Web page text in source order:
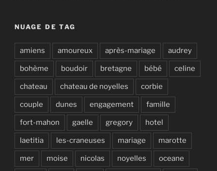
NUAGE DE TAG
amiens amoureux après-mariage audrey
bohème boudoir bretagne bébé celine
chateau chateau de noyelles corbie
couple dunes engagement famille
fort-mahon gaelle gregory hotel
laetitia les-craneuses mariage marotte
mer moise nicolas noyelles oceane